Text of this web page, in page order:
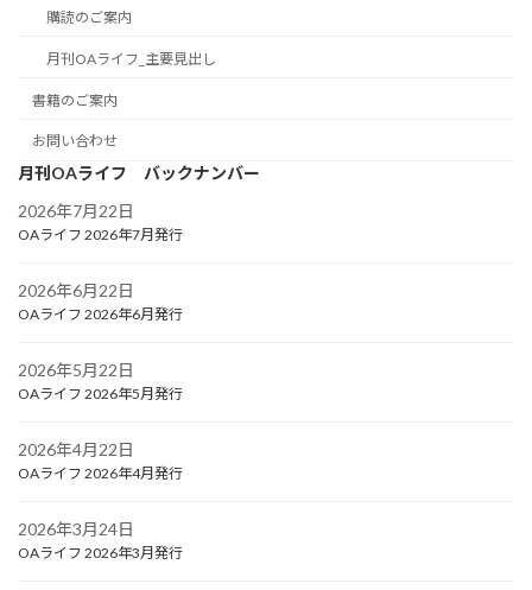
購読のご案内
月刊OAライフ_主要見出し
書籍のご案内
お問い合わせ
月刊OAライフ バックナンバー
2026年7月22日
OAライフ 2026年7月発行
2026年6月22日
OAライフ 2026年6月発行
2026年5月22日
OAライフ 2026年5月発行
2026年4月22日
OAライフ 2026年4月発行
2026年3月24日
OAライフ 2026年3月発行